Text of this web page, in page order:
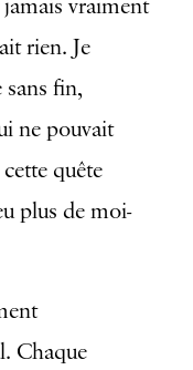
vraiment
rien. Je
sans fin,
ne pouvait
quête
plus de moi-
Chaque